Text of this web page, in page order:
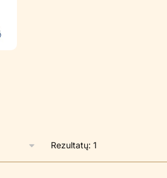
Rezultatų: 1